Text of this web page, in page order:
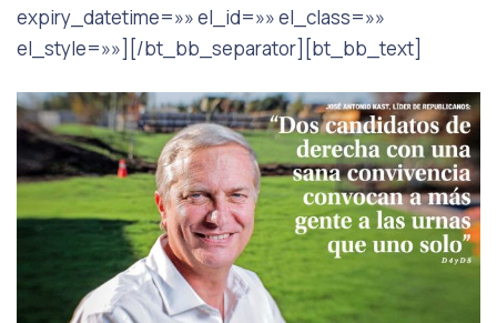
expiry_datetime=»» el_id=»» el_class=»»
el_style=»»][/bt_bb_separator][bt_bb_text]